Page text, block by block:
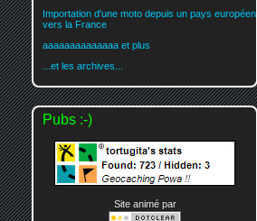
Importation d'une moto depuis un pays européen
vers la France
aaaaaaaaaaaaaa et plus
...et les archives...
Pubs :-)
Site animé par